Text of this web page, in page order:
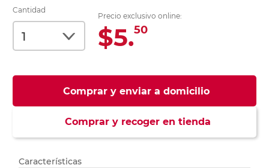
Cantidad
Precio exclusivo online:
$5.50
Comprar y enviar a domicilio
Comprar y recoger en tienda
Características